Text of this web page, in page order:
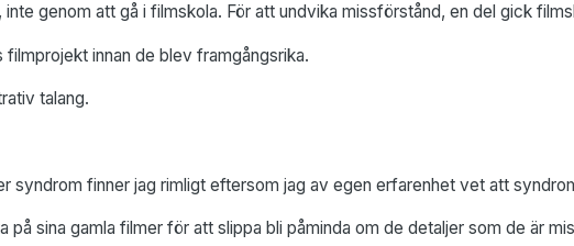
genom att gå i filmskola. För att undvika missförstånd, en del gick
innan de blev framgångsrika.
talang.
syndrom finner jag rimligt eftersom jag av egen erfarenhet vet att
på sina gamla filmer för att slippa bli påminda om de detaljer som de är